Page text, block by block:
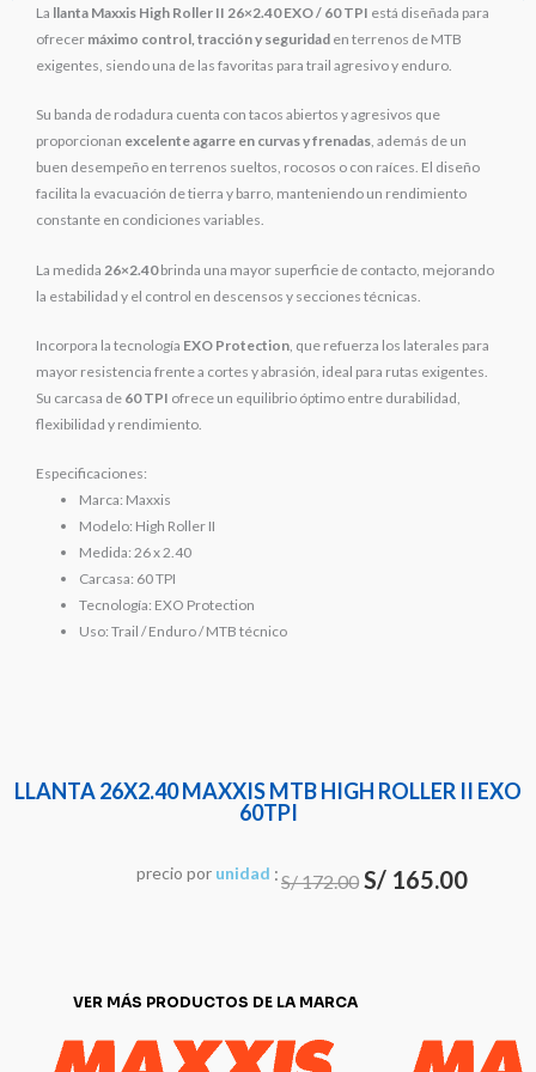
La llanta Maxxis High Roller II 26×2.40 EXO / 60 TPI está diseñada para
ofrecer máximo control, tracción y seguridad en terrenos de MTB
exigentes, siendo una de las favoritas para trail agresivo y enduro.
Su banda de rodadura cuenta con tacos abiertos y agresivos que
proporcionan excelente agarre en curvas y frenadas, además de un
buen desempeño en terrenos sueltos, rocosos o con raíces. El diseño
facilita la evacuación de tierra y barro, manteniendo un rendimiento
constante en condiciones variables.
La medida 26×2.40brinda una mayor superficie de contacto, mejorando
la estabilidad y el control en descensos y secciones técnicas.
Incorpora la tecnología EXO Protection , que refuerza los laterales para
mayor resistencia frente a cortes y abrasión, ideal para rutas exigentes.
Su carcasa de 60 TPI ofrece un equilibrio óptimo entre durabilidad,
flexibilidad y rendimiento.
Especificaciones:
Marca: Maxxis
Modelo: High Roller II
Medida: 26 x 2.40
Carcasa: 60 TPI
Tecnología: EXO Protection
Uso: Trail / Enduro / MTB técnico
LLANTA 26X2.40 MAXXIS MTB HIGH ROLLER II EXO
60TPI
precio por unidad :S/172.00 El
S/ 165.00El
VER MÁS PRODUCTOS DE LA MARCA